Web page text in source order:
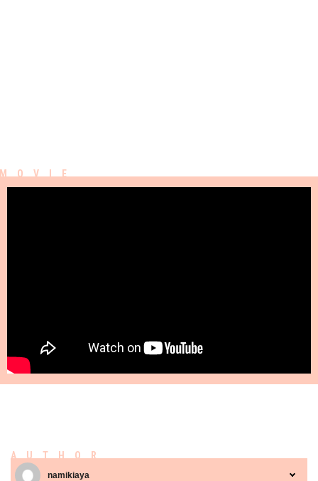
AUTHOR
namikiaya